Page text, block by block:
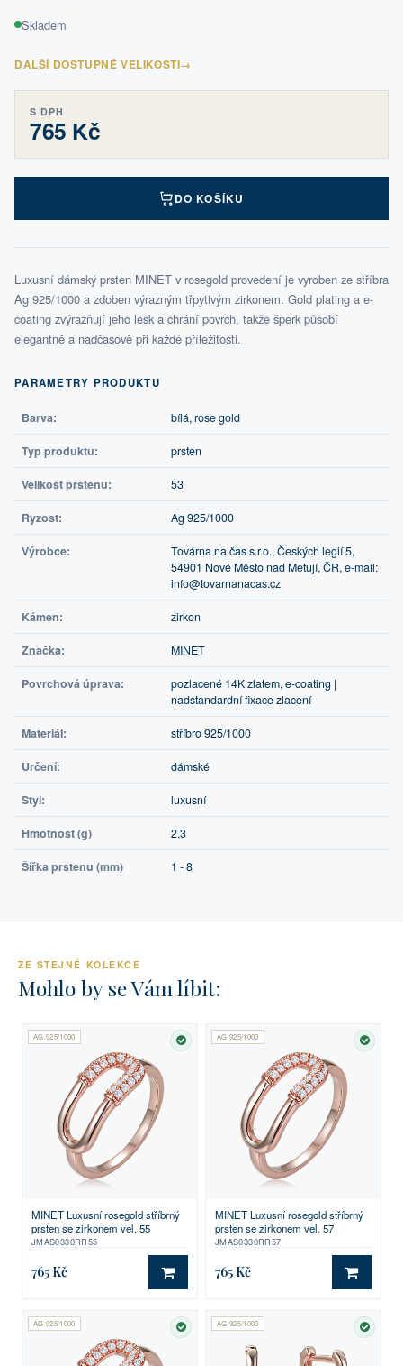
Skladem
DALŠÍ DOSTUPNÉ VELIKOSTI→
S DPH
765 Kč
DO KOŠÍKU
Luxusní dámský prsten MINET v rosegold provedení je vyroben ze stříbra
Ag 925/1000 a zdoben výrazným třpytivým zirkonem. Gold plating a e-
coating zvýrazňují jeho lesk a chrání povrch, takže šperk působí
elegantně a nadčasově při každé příležitosti.
PARAMETRY PRODUKTU
Barva: bílá, rose gold
Typ produktu: prsten
Velikost prstenu: 53
Ryzost: Ag 925/1000
Výrobce:
Továrna na čas s.r.o., Českých legií 5,
54901 Nové Město nad Metují, ČR, e-mail:
info@tovarnanacas.cz
Kámen: zirkon
Značka: MINET
Povrchová úprava:
pozlacené 14K zlatem, e-coating |
nadstandardní fixace zlacení
Materiál: stříbro 925/1000
Určení: dámské
Styl: luxusní
Hmotnost (g) 2,3
Šířka prstenu (mm) 1 - 8
ZE STEJNÉ KOLEKCE
Mohlo by se Vám líbit:
AG 925/1000
SKLADEM
MINET Luxusní rosegold stříbrný
prsten se zirkonem vel. 55
JMAS0330RR55
765 Kč DO KOŠÍKU
AG 925/1000
MINET Luxusní rosegold stříbrný
prsten se zirkonem vel. 57
JMAS0330RR57
765 Kč DO
AG 925/1000
SKLADEM
AG 925/1000